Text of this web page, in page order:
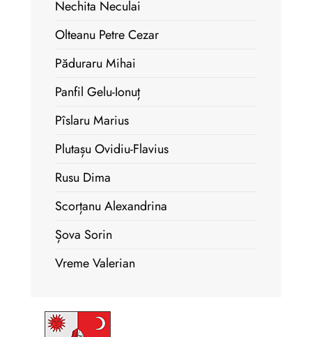
Nechita Neculai
Olteanu Petre Cezar
Păduraru Mihai
Panfil Gelu-Ionuț
Pîslaru Marius
Plutașu Ovidiu-Flavius
Rusu Dima
Scorțanu Alexandrina
Șova Sorin
Vreme Valerian